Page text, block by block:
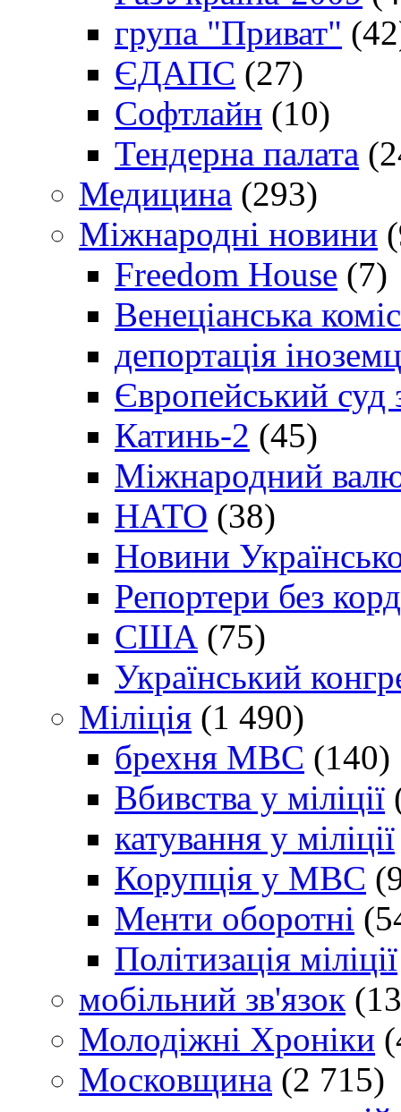
група "Приват"
ЄДАПС (27)
Софтлайн (10)
Тендерна палата
Медицина (293)
Міжнародні новини
Freedom House (7)
Венеціанська
депортація
Європейський
Катинь-2 (45)
Міжнародний
НАТО (38)
Новини
Репортери без
США (75)
Український
Міліція (1 490)
брехня МВС (140)
Вбивства у міліції
катування у міліції
Корупція у МВС
Менти оборотні
Політизація міліції
мобільний зв'язок
Молодіжні Хроніки
Московщина (2 715)